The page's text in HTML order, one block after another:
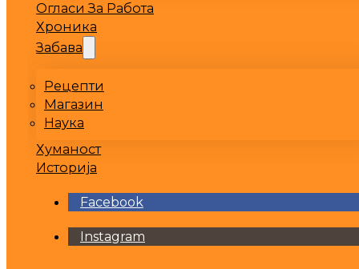
Огласи За Работа
Хроника
Забава
Рецепти
Магазин
Наука
Хуманост
Историја
Facebook
Instagram